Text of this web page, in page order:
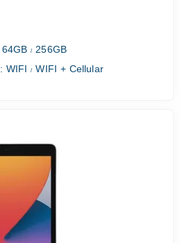
64GB/ 256GB
: WIFI/ WIFI + Cellular